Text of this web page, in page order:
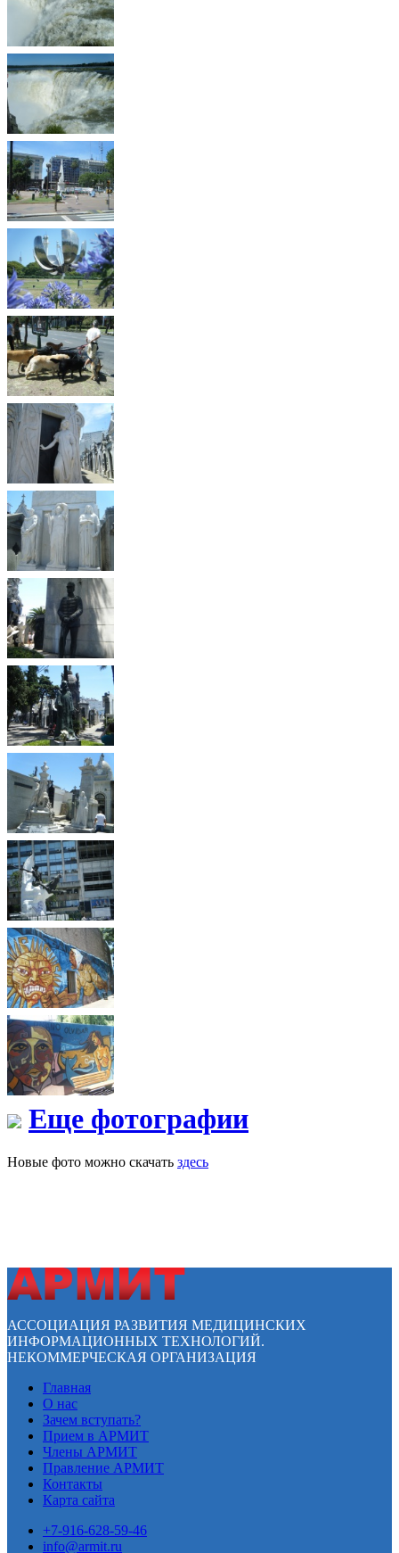
Еще фотографии
Новые фото можно скачать здесь
АССОЦИАЦИЯ РАЗВИТИЯ МЕДИЦИНСКИХ
ИНФОРМАЦИОННЫХ ТЕХНОЛОГИЙ.
НЕКОММЕРЧЕСКАЯ ОРГАНИЗАЦИЯ
Главная
О нас
Зачем вступать?
Прием в АРМИТ
Члены АРМИТ
Правление АРМИТ
Контакты
Карта сайта
+7-916-628-59-46
info@armit.ru